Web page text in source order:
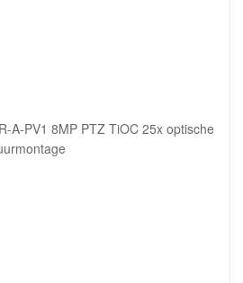
A-PV1 8MP PTZ TiOC 25x optische